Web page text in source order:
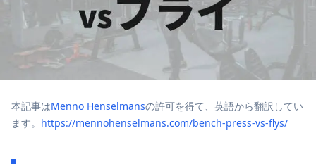
本記事はMenno Henselmansの許可を得て、英語から翻訳してい
ます。 https://mennohenselmans.com/bench-press-vs-flys/